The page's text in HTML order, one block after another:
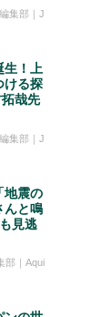
編集部｜J
生！上
ける探
哉先
編集部｜J
地震の
と鳴
見逃
部｜Aqui